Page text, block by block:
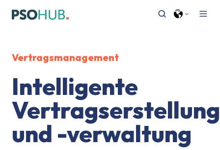
Vertragsmanagement
Intelligente
Vertragserstellung
und -verwaltung